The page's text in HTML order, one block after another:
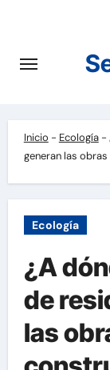
contenido
Inicio - Ecología-
generan las
Ecología
¿A
de
las